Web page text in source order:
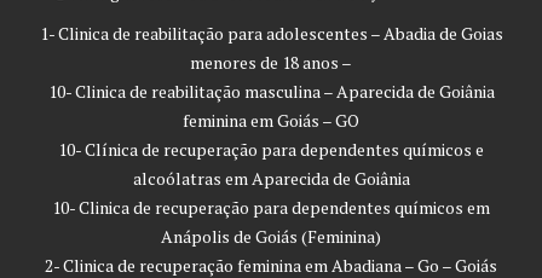
1- Clinica de reabilitação para adolescentes – Abadia de Goias
menores de 18 anos –
10- Clinica de reabilitação masculina – Aparecida de Goiânia
feminina em Goiás – GO
10- Clínica de recuperação para dependentes químicos e
alcoólatras em Aparecida de Goiânia
10- Clinica de recuperação para dependentes químicos em
Anápolis de Goiás (Feminina)
2- Clinica de recuperação feminina em Abadiana – Go – Goiás